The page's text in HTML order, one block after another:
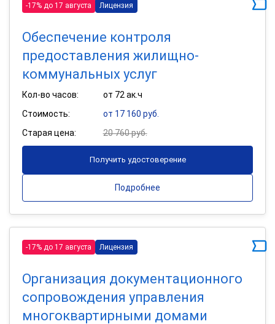
-17% до 17 августа Лицензия
Обеспечение контроля
предоставления жилищно-
коммунальных услуг
Кол-во часов:
от 72 ак.ч
Стоимость:
от 17 160 руб.
Старая цена:
20 760 руб.
Получить удостоверение
Подробнее
-17% до 17 августа Лицензия
Организация документационного
сопровождения управления
многоквартирными домами